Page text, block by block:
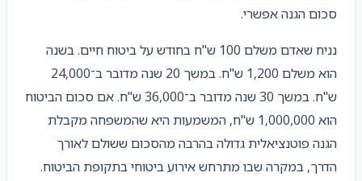
סכום הגנה אפשרי.
נניח שאדם משלם 100 ש"ח בחודש על ביטוח חיים. בשנה
הוא משלם 1,200 ש"ח. במשך 20 שנה מדובר ב־24,000
ש"ח. במשך 30 שנה מדובר ב־36,000 ש"ח. אם סכום הביטוח
הוא 1,000,000 ש"ח, המשמעות היא שהמשפחה מקבלת
הגנה פוטנציאלית גדולה בהרבה מהסכום ששולם לאורך
הדרך, במקרה שבו מתרחש אירוע ביטוחי בתקופת הביטוח.